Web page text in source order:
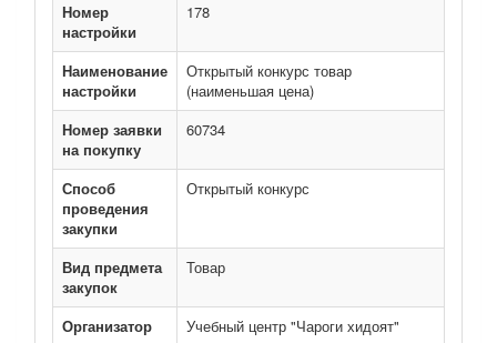
Номер
настройки
178
Наименование
настройки
Открытый конкурс товар
(наименьшая цена)
Номер заявки
на покупку
60734
Способ
проведения
закупки
Открытый конкурс
Вид предмета
закупок
Товар
Организатор Учебный центр "Чароги хидоят"